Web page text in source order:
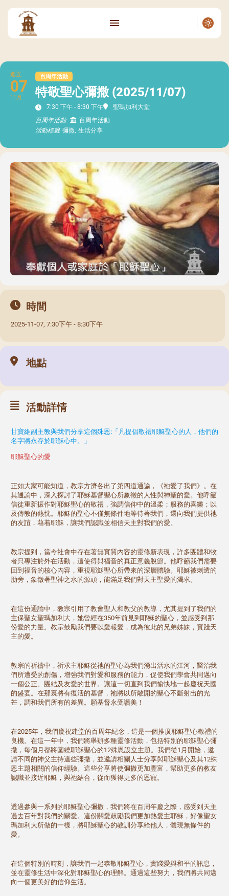
週五
07
11月
百周年活動
特敬聖心彌撒 (2025/11/07)
7:30 下午 - 8:30 下午
聖瑪加利大堂
百周年活動:
百周年活動
活動標籤 彌撒, 生活分享
時間
2025-11-07, 7:30下午 - 8:30下午
地點
活動詳情
甘寶維副主教與我們分享這個殊恩:「凡提倡敬禮耶穌聖心的人，他們的
名字將永存於耶穌心中。」
耶穌聖心的愛
正如大家可能知道，教宗方濟各出了第四道通諭，《祂愛了我們》。在
其通諭中，深入探討了耶穌基督聖心所象徵的人性與神聖的愛。他呼籲
信徒重新振作對耶穌聖心的敬禮，強調信仰中的溫柔；服務的喜樂；以
及傳教的熱忱。耶穌的聖心不僅無條件地等待著我們，還向我們提供祂
的友誼，藉着耶穌，讓我們認識並相信天主對我們的愛。
教宗提到，當今社會中存在著無實質內容的靈修新表現，許多團體和牧
者只專注於外在活動，這使得與福音的真正意義脫節。他呼籲我們需要
回到福音的核心內容，重視耶穌聖心所帶來的深層體驗。耶穌被刺透的
肋旁，象徵著聖神之水的源頭，能滿足我們對天主聖愛的渴求。
在這份通諭中，教宗引用了教會聖人和教父的教導，尤其提到了我們的
主保聖女聖瑪加利大，她曾經在350年前見到耶穌的聖心，並感受到那
份愛的力量。教宗鼓勵我們要以愛報愛，成為彼此的兄弟姊妹，實踐天
主的愛。
教宗的祈禱中，祈求主耶穌從祂的聖心為我們湧出活水的江河，醫治我
們所遭受的創傷，增強我們對愛和服務的能力，促使我們學會共同邁向
一個公正、團結及友愛的世界。讓這一切直到我們愉快地一起慶祝天國
的盛宴。在那裏將有復活的基督，祂將以所敞開的聖心不斷射出的光
芒，調和我們所有的差異。願基督永受讚美！
在2025年，我們慶祝建堂的百周年紀念，這是一個推廣耶穌聖心敬禮的
良機。在這一年中，我們將舉辦多種靈修活動，包括特別的耶穌聖心彌
撒，每個月都將圍繞耶穌聖心的12殊恩設立主題。我們從1月開始，邀
請不同的神父主持這些彌撒，並邀請相關人士分享與耶穌聖心及其12殊
恩主題相關的信仰經驗。這些分享將使彌撒更加豐富，幫助更多的教友
認識並接近耶穌，與祂結合，從而獲得更多的恩寵。
透過參與一系列的耶穌聖心彌撒，我們將在百周年慶之際，感受到天主
過去百年對我們的關愛。這份關愛鼓勵我們更加熱愛主耶穌，好像聖女
瑪加利大所做的一樣，將耶穌聖心的教訓分享給他人，體現無條件的
愛。
在這個特別的時刻，讓我們一起恭敬耶穌聖心，實踐愛與和平的訊息，
並在靈修生活中深化對耶穌聖心的理解。通過這些努力，我們將共同邁
向一個更美好的信仰生活。